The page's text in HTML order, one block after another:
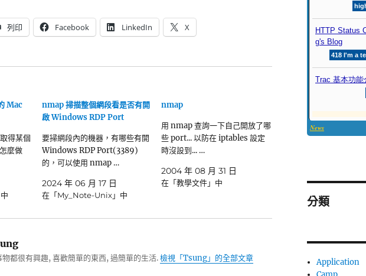
列印 Facebook LinkedIn X
Mac
得某個
麼做
nmap 掃描整個網段看是否有開
啟 Windows RDP Port
要掃網段內的機器，有哪些有開
Windows RDP Port(3389)
的，可以使用 nmap …
2024 年 06 月 17 日
在「My_Note-Unix」中
nmap
用 nmap 查詢一下自己開放了哪
些 port... 以防在 iptables 設定
時沒設到... …
2004 年 08 月 31 日
在「教學文件」中
都很有興趣, 喜歡簡單的東西, 過簡單的生活.檢視「Tsung」的全部文章
分類
Application